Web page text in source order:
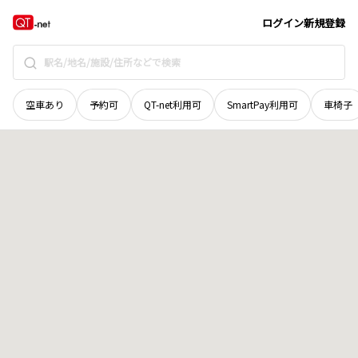
ログイン新規登録
空車あり 予約可 QT-net利用可 SmartPay利用可 車椅子
島根県